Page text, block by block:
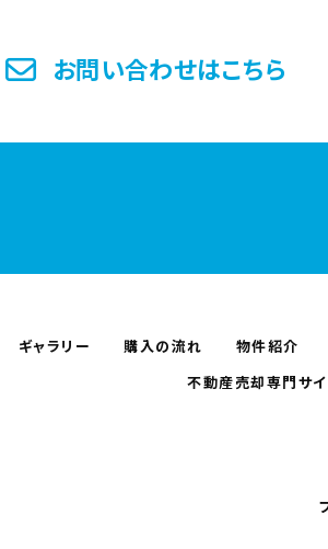
お問い合わせはこちら
ギャラリー 購入の流れ 物件紹介
不動産売却専門サイ